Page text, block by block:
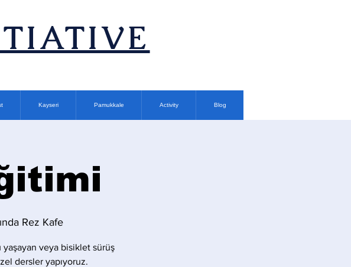
Kayseri Pamukkale Activity Blog
Rez Kafe
veya bisiklet sürüş
dersler yapıyoruz.